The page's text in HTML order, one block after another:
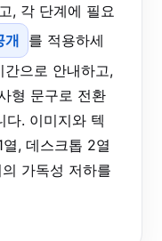
, 각 단계에 필요
개
를 적용하세
으로 안내하고,
형 문구로 전환
다. 이미지와 텍
, 데스크톱 2열
가독성 저하를